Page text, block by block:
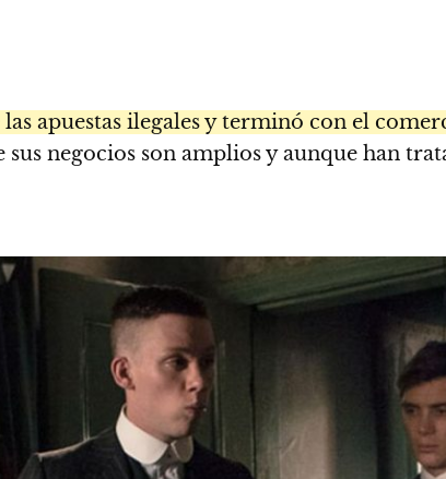
apuestas ilegales y terminó con el
negocios son amplios y aunque han